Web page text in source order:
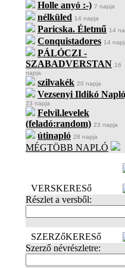
Holle anyó :-) 7 napja
nélküled 14 napja
Paricska. Életmű 14
Conquistadores 14
PÁLÓCZI -
SZABADVERSTAN 16
napja
szilvakék 20 napja
Vezsenyi Ildikó
23 napja
Felvil.levelek
(feladó:random) 23 napja
útinapló 28 napja
MÉGTÖBB NAPLÓ
VERSKERESő
Részlet a versből:
SZERZőKERESő
Szerző névrészletre: